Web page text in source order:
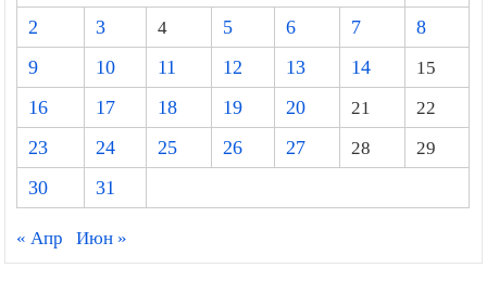
2
3 4 5 6 7
8
9
10 11 12 13 14
15
16
17 18 19 20 21
22
23
24 25 26 27 28
29
30
31
« Апр Июн »